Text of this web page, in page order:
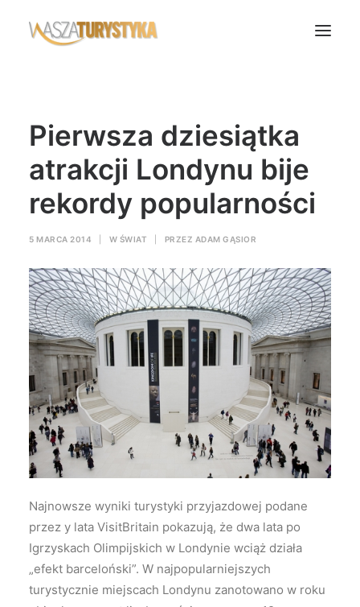
Biura podróży
Noclegi
Polska
Świat
Rok Kobiet
Wasze Podróże
Wyszukiwanie
Pierwsza dziesiątka
atrakcji Londynu bije
rekordy popularności
5 MARCA 2014 W ŚWIAT PRZEZ ADAM GĄSIOR
Najnowsze wyniki turystyki przyjazdowej podane
przez y lata VisitBritain pokazują, że dwa lata po
Igrzyskach Olimpijskich w Londynie wciąż działa
„efekt barceloński”. W najpopularniejszych
turystycznie miejscach Londynu zanotowano w roku